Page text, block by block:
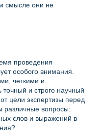
смысле они не
проведения
особого внимания.
четкими и
и строго научный
цели экспертизы перед
различные вопросы:
слов и выражений в